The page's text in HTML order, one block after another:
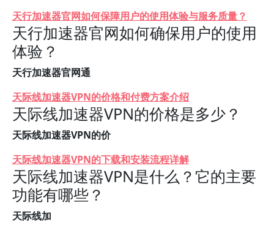
天行加速器官网如何保障用户的使用体验与服务质量？
天行加速器官网如何确保用户的使用
体验？
天行加速器官网通
天际线加速器VPN的价格和付费方案介绍
天际线加速器VPN的价格是多少？
天际线加速器VPN的价
天际线加速器VPN的下载和安装流程详解
天际线加速器VPN是什么？它的主要
功能有哪些？
天际线加